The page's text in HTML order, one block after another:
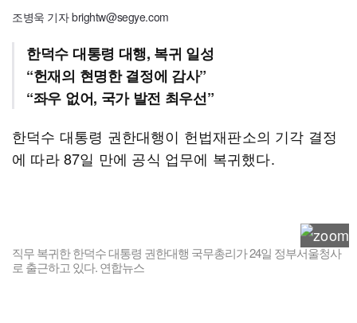
조병욱 기자 brightw@segye.com
한덕수 대통령 대행, 복귀 일성
“헌재의 현명한 결정에 감사”
“좌우 없어, 국가 발전 최우선”
한덕수 대통령 권한대행이 헌법재판소의 기각 결정
에 따라 87일 만에 공식 업무에 복귀했다.
직무 복귀한 한덕수 대통령 권한대행 국무총리가 24일 정부서울청사
로 출근하고 있다. 연합뉴스